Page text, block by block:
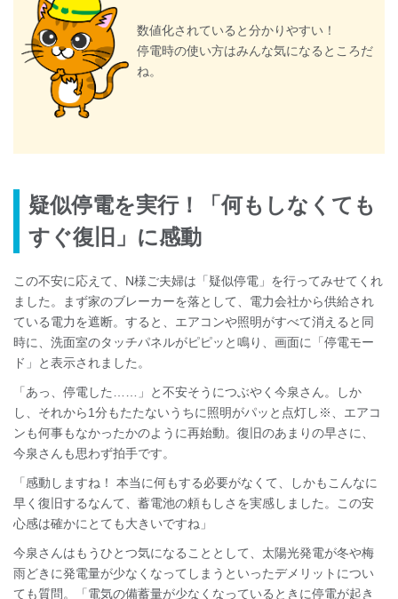
数値化されていると分かりやすい！
停電時の使い方はみんな気になるところだ
ね。
疑似停電を実行！「何もしなくても
すぐ復旧」に感動
この不安に応えて、N様ご夫婦は「疑似停電」を行ってみせてくれ
ました。まず家のブレーカーを落として、電力会社から供給され
ている電力を遮断。すると、エアコンや照明がすべて消えると同
時に、洗面室のタッチパネルがピピッと鳴り、画面に「停電モー
ド」と表示されました。
「あっ、停電した……」と不安そうにつぶやく今泉さん。しか
し、それから1分もたたないうちに照明がパッと点灯し ※
、エアコ
ンも何事もなかったかのように再始動。復旧のあまりの早さに、
今泉さんも思わず拍手です。
「感動しますね！ 本当に何もする必要がなくて、しかもこんなに
早く復旧するなんて、蓄電池の頼もしさを実感しました。この安
心感は確かにとても大きいですね」
今泉さんはもうひとつ気になることとして、太陽光発電が冬や梅
雨どきに発電量が少なくなってしまうといったデメリットについ
ても質問。「電気の備蓄量が少なくなっているときに停電が起き